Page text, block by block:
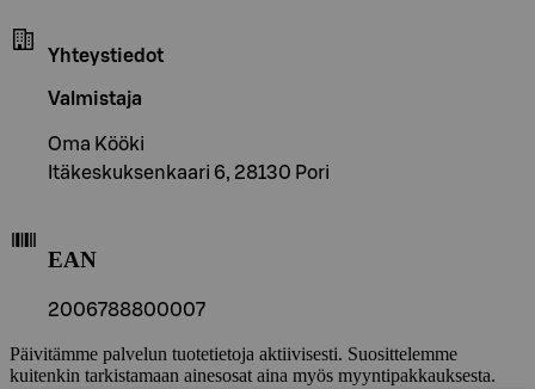
Yhteystiedot
Valmistaja
Oma Kööki
Itäkeskuksenkaari 6, 28130 Pori
EAN
2006788800007
Päivitämme palvelun tuotetietoja aktiivisesti. Suosittelemme
kuitenkin tarkistamaan ainesosat aina myös myyntipakkauksesta.